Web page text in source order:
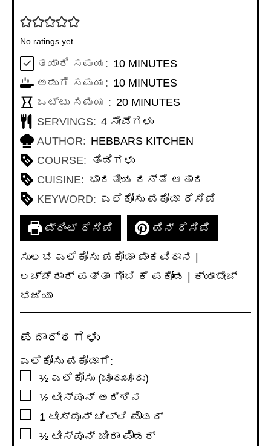
No ratings yet
ತಯಾರಿ ಸಮಯ: 10MINUTES
MINUTES
ಅಡುಗೆ ಸಮಯ: 10MINUTES
MINUTES
ಒಟ್ಟು ಸಮಯ : 20MINUTES
MINUTES
SERVINGS: 4 ಸೇವೆಗಳು
AUTHOR: HEBBARS KITCHEN
COURSE: ತಿಂಡಿಗಳು
CUISINE: ಭಾರತೀಯ ರಸ್ತೆ ಆಹಾರ
KEYWORD: ಎಲೆಕೋಸು ಪಕೋಡಾ ರೆಸಿಪಿ
ಪ್ರಿಂಟ್ ರೆಸಿಪಿ ಪಿನ್ ರೆಸಿಪಿ
ಸುಲಭ ಎಲೆಕೋಸು ಪಕೋಡಾ ಪಾಕವಿಧಾನ |
ಲಚ್ಚೆದಾರ್ ಪತ್ತಾ ಗೋಬಿ ಕೆ ಪಕೋಡ | ಕ್ಯಾಬೇಜ್
ಭಜಿಯಾ
ಪದಾರ್ಥಗಳು
ಎಲೆಕೋಸು ಪಕೋಡಾಗೆ:
▢½ ಎಲೆಕೋಸು (ಚೂರುಚೂರು)
▢½ ಟೀಸ್ಪೂನ್ ಅರಿಶಿನ
▢1 ಟೀಸ್ಪೂನ್ ಚಿಲ್ಲಿ ಪೌಡರ್
▢½ ಟೀಸ್ಪೂನ್ ಜೀರಾ ಪೌಡರ್